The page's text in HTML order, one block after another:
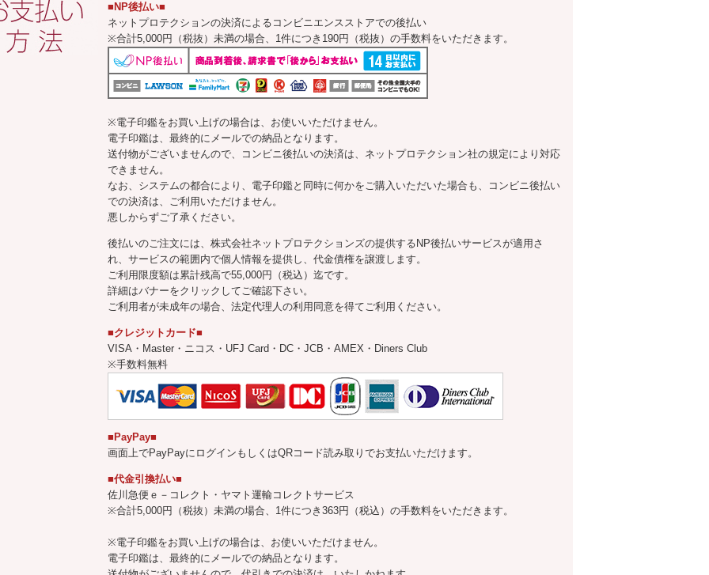
■NP後払い■
ネットプロテクションの決済によるコンビニエンスストアでの後払い
※合計5,000円（税抜）未満の場合、1件につき190円（税抜）の手数料をいただきます。
※電子印鑑をお買い上げの場合は、お使いいただけません。
電子印鑑は、最終的にメールでの納品となります。
送付物がございませんので、コンビニ後払いの決済は、ネットプロテクション社の規定により対応
できません。
なお、システムの都合により、電子印鑑と同時に何かをご購入いただいた場合も、コンビニ後払い
での決済は、ご利用いただけません。
悪しからずご了承ください。
後払いのご注文には、株式会社ネットプロテクションズの提供するNP後払いサービスが適用さ
れ、サービスの範囲内で個人情報を提供し、代金債権を譲渡します。
ご利用限度額は累計残高で55,000円（税込）迄です。
詳細はバナーをクリックしてご確認下さい。
ご利用者が未成年の場合、法定代理人の利用同意を得てご利用ください。
■クレジットカード■
VISA・Master・ニコス・UFJ Card・DC・JCB・AMEX・Diners Club
※手数料無料
■PayPay■
画面上でPayPayにログインもしくはQRコード読み取りでお支払いただけます。
■代金引換払い■
佐川急便ｅ－コレクト・ヤマト運輸コレクトサービス
※合計5,000円（税抜）未満の場合、1件につき363円（税込）の手数料をいただきます。
※電子印鑑をお買い上げの場合は、お使いいただけません。
電子印鑑は、最終的にメールでの納品となります。